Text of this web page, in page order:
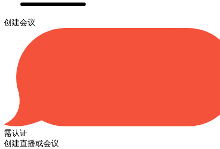
创建会议
需认证
创建直播或会议